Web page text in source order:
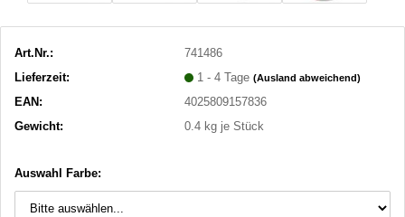
Art.Nr.:
741486
Lieferzeit:
1 - 4 Tage(Ausland abweichend)
EAN:
4025809157836
Gewicht:
0.4 kg je Stück
Auswahl Farbe: